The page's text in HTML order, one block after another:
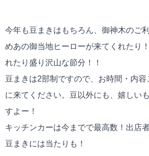
今年も豆まきはもちろん、御神木のご
めあの御当地ヒーローが来てくれたり
れたり盛り沢山な節分！！
豆まきは2部制ですので、お時間・内
に来てください。豆以外にも、嬉しい
すよー！
キッチンカーは今までで最高数！出店
豆まきには当たりも！